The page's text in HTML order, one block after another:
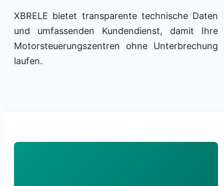
XBRELE bietet transparente technische Daten
und umfassenden Kundendienst, damit Ihre
Motorsteuerungszentren ohne Unterbrechung
laufen.